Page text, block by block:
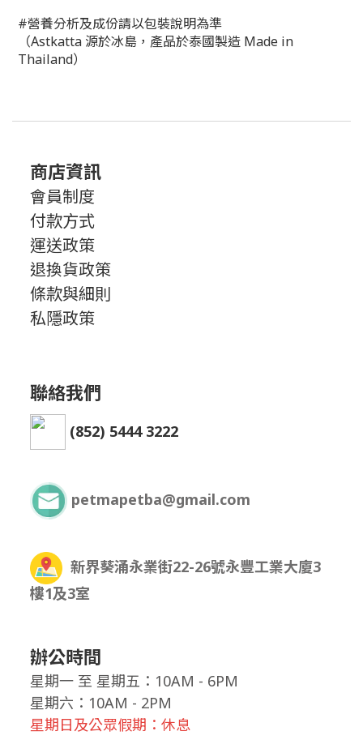
#營養分析及成份請以包裝說明為準
（Astkatta 源於冰島，產品於泰國製造 Made in
Thailand）
商店資訊
會員制度
付款方式
運送政策
退換貨政策
條款與細則
私隱政策
聯絡我們
(852) 5444 3222
petmapetba@gmail.com
新界葵涌永業街22-26號永豐工業大廈3
樓1及3室
辦公時間
星期一 至 星期五：10AM - 6PM
星期六：10AM - 2PM
星期日及公眾假期：休息